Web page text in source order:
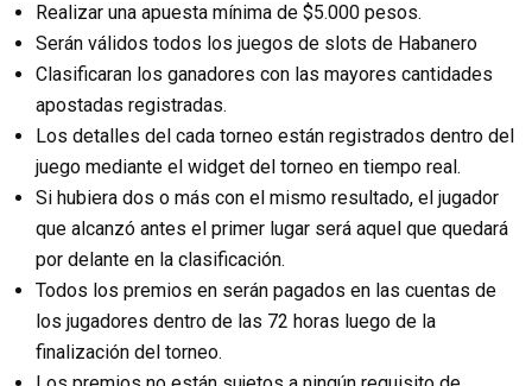
Realizar una apuesta mínima de $5.000 pesos.
Serán válidos todos los juegos de slots de Habanero
Clasificaran los ganadores con las mayores cantidades
apostadas registradas.
Los detalles del cada torneo están registrados dentro del
juego mediante el widget del torneo en tiempo real.
Si hubiera dos o más con el mismo resultado, el jugador
que alcanzó antes el primer lugar será aquel que quedará
por delante en la clasificación.
Todos los premios en serán pagados en las cuentas de
los jugadores dentro de las 72 horas luego de la
finalización del torneo.